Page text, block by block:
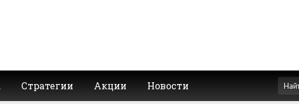
Стратегии Акции Новости